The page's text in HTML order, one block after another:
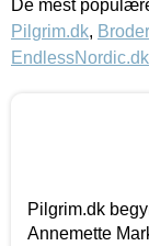
De mest
Pilgrim.dk,
EndlessNordic.dk
Pilgrim.dk
Annemette